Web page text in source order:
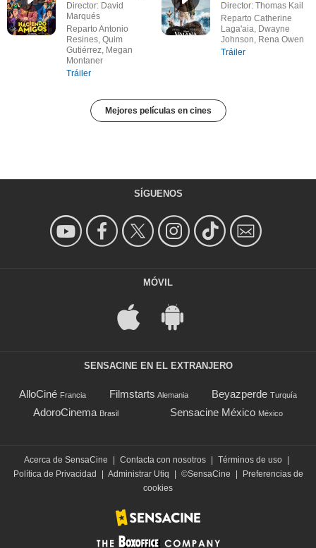
Director: David
Marqués
Reparto Antonio
Resines, Quim
Gutiérrez, Megan
Montaner
Tráiler
Director: Thomas Kail
Reparto Catherine
Laga'aia, Dwayne
Johnson, Rena Owen
Tráiler
Mejores películas en cines
SÍGUENOS
MÓVIL
SENSACINE EN EL EXTRANJERO
AlloCiné Francia Filmstarts Alemania Beyazperde Turquía
AdoroCinema Brasil Sensacine México México
Acerca de SensaCine Contacta con nosotros Términos de uso
Política de Privacidad
Administrar Utiq ©SensaCine
Preferencias de
cookies